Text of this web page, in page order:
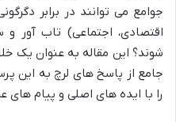
جوامع می توانند در برابر
اقتصادی، اجتماعی) تاب آور و
شوند؟ این مقاله به عنوان یک
جامع از پاسخ های لرچ به این
را با ایده های اصلی و پیام های